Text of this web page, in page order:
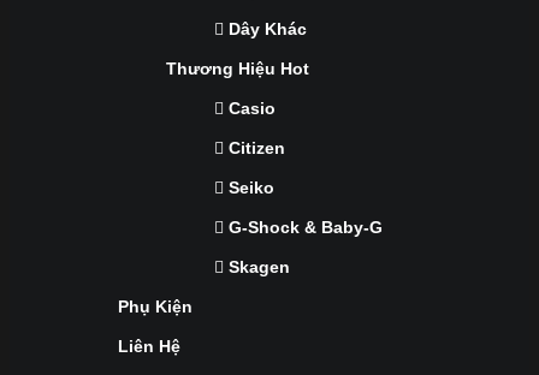
Dây Khác
Thương Hiệu Hot
Casio
Citizen
Seiko
G-Shock & Baby-G
Skagen
Phụ Kiện
Liên Hệ